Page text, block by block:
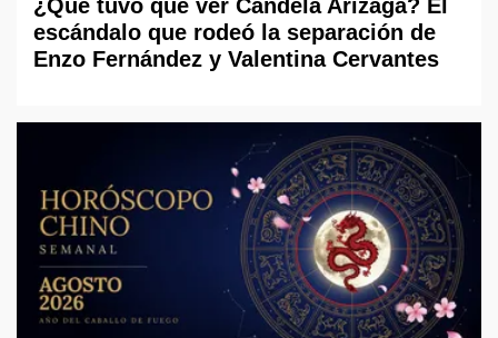
¿Qué tuvo que ver Candela Arizaga? El
escándalo que rodeó la separación de
Enzo Fernández y Valentina Cervantes